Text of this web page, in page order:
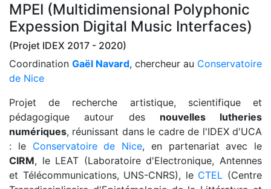
MPEI (Multidimensional Polyphonic
Expession Digital Music Interfaces)
(Projet IDEX 2017 - 2020)
Coordination Gaël Navard, chercheur au Conservatoire
de Nice
Projet de recherche artistique, scientifique et
pédagogique autour des nouvelles lutheries
numériques, réunissant dans le cadre de l'IDEX d'UCA
: le Conservatoire de Nice, en partenariat avec le
CIRM, le LEAT (Laboratoire d'Electronique, Antennes
et Télécommunications, UNS-CNRS), le CTEL (Centre